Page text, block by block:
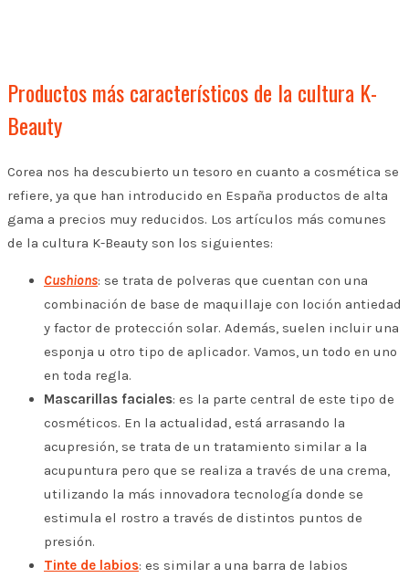
Productos más característicos de la cultura K-
Beauty
Corea nos ha descubierto un tesoro en cuanto a cosmética se
refiere, ya que han introducido en España productos de alta
gama a precios muy reducidos. Los artículos más comunes
de la cultura K-Beauty son los siguientes:
Cushions: se trata de polveras que cuentan con una
combinación de base de maquillaje con loción antiedad
y factor de protección solar. Además, suelen incluir una
esponja u otro tipo de aplicador. Vamos, un todo en uno
en toda regla.
Mascarillas faciales: es la parte central de este tipo de
cosméticos. En la actualidad, está arrasando la
acupresión, se trata de un tratamiento similar a la
acupuntura pero que se realiza a través de una crema,
utilizando la más innovadora tecnología donde se
estimula el rostro a través de distintos puntos de
presión.
Tinte de labios: es similar a una barra de labios